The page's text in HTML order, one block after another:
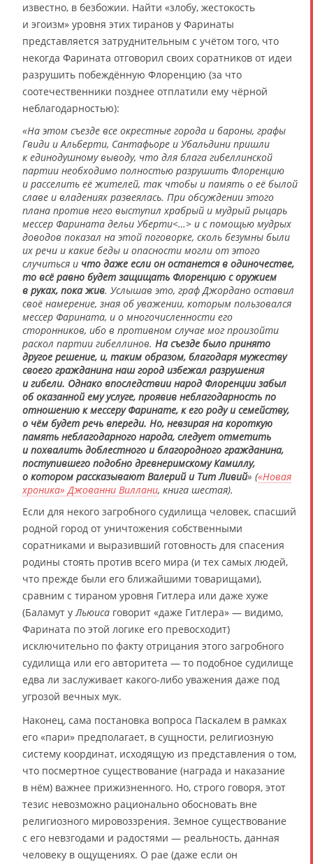
известно, в безбожии. Найти «злобу, жестокость
и эгоизм» уровня этих тиранов у Фаринаты
представляется затруднительным с учётом того, что
некогда Фарината отговорил своих соратников от идеи
разрушить побеждённую Флоренцию (за что
соотечественники позднее отплатили ему чёрной
неблагодарностью):
«На этом съезде все окрестные города и бароны, графы
Гвиди и Альберти, Сантафьоре и Убальдини пришли
к единодушному выводу, что для блага гибеллинской
партии необходимо полностью разрушить Флоренцию
и расселить её жителей, так чтобы и память о её былой
славе и владениях развеялась. При обсуждении этого
плана против него выступил храбрый и мудрый рыцарь
мессер Фарината дельи Уберти<…> и с помощью мудрых
доводов показал на этой поговорке, сколь безумны были
их речи и какие беды и опасности могли от этого
случиться и что даже если он останется в одиночестве,
то всё равно будет защищать Флоренцию с оружием
в руках, пока жив. Услышав это, граф Джордано оставил
своё намерение, зная об уважении, которым пользовался
мессер Фарината, и о многочисленности его
сторонников, ибо в противном случае мог произойти
раскол партии гибеллинов. На съезде было принято
другое решение, и, таким образом, благодаря мужеству
своего гражданина наш город избежал разрушения
и гибели. Однако впоследствии народ Флоренции забыл
об оказанной ему услуге, проявив неблагодарность по
отношению к мессеру Фаринате, к его роду и семейству,
о чём будет речь впереди. Но, невзирая на короткую
память неблагодарного народа, следует отметить
и похвалить доблестного и благородного гражданина,
поступившего подобно древнеримскому Камиллу,
о котором рассказывают Валерий и Тит Ливий» («Новая
хроника» Джованни Виллани, книга шестая).
Если для некого загробного судилища человек, спасший
родной город от уничтожения собственными
соратниками и выразивший готовность для спасения
родины стоять против всего мира (и тех самых людей,
что прежде были его ближайшими товарищами),
сравним с тираном уровня Гитлера или даже хуже
(Баламут уЛьюиса говорит «даже Гитлера» — видимо,
Фарината по этой логике его превосходит)
исключительно по факту отрицания этого загробного
судилища или его авторитета — то подобное судилище
едва ли заслуживает какого-либо уважения даже под
угрозой вечных мук.
Наконец, сама постановка вопроса Паскалем в рамках
его «пари» предполагает, в сущности, религиозную
систему координат, исходящую из представления о том,
что посмертное существование (награда и наказание
в нём) важнее прижизненного. Но, строго говоря, этот
тезис невозможно рационально обосновать вне
религиозного мировоззрения. Земное существование
с его невзгодами и радостями — реальность, данная
человеку в ощущениях. О рае (даже если он